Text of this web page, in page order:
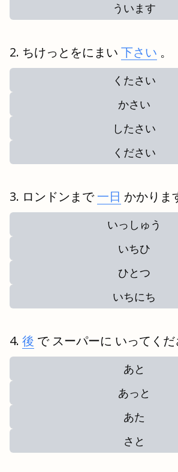
ういます
ちけっとをにまい 下さい 。
くたさい
かさい
したさい
ください
ロンドンまで一日 かかりま
いっしゅう
いちひ
ひとつ
いちにち
後 で スーパーに いってくだ
あと
あっと
あた
さと